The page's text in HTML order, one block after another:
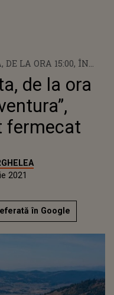
DE LA ORA 15:00, ÎN
de la ora
fermecat
2021
în Google